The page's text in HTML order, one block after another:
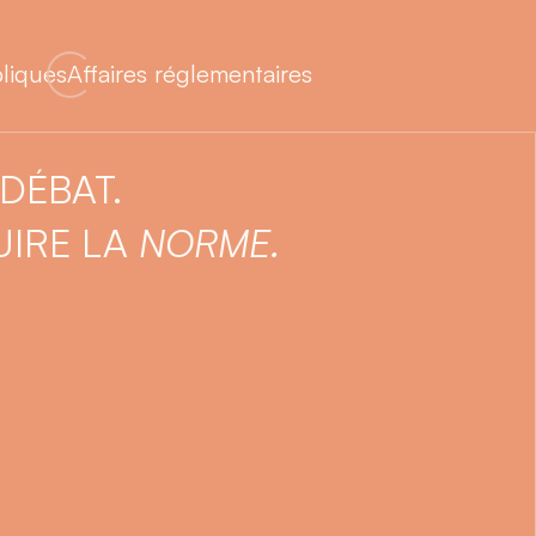
Affaires réglementaires
LA NORME.